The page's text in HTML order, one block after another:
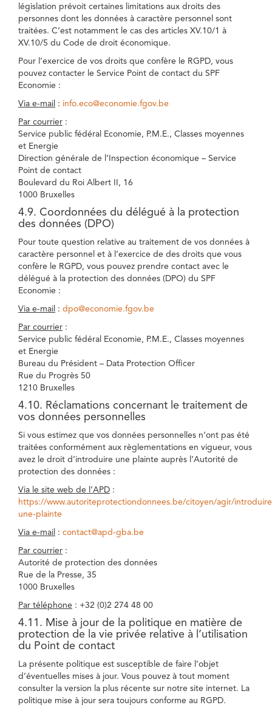
législation prévoit certaines limitations aux droits des
personnes dont les données à caractère personnel sont
traitées. C’est notamment le cas des articles XV.10/1 à
XV.10/5 du Code de droit économique.
Pour l’exercice de vos droits que confère le RGPD, vous
pouvez contacter le Service Point de contact du SPF
Economie :
Via e-mail : info.eco@economie.fgov.be
Par courrier :
Service public fédéral Economie, P.M.E., Classes moyennes
et Energie
Direction générale de l’Inspection économique – Service
Point de contact
Boulevard du Roi Albert II, 16
1000 Bruxelles
4.9. Coordonnées du délégué à la protection
des données (DPO)
Pour toute question relative au traitement de vos données à
caractère personnel et à l’exercice de des droits que vous
confère le RGPD, vous pouvez prendre contact avec le
délégué à la protection des données (DPO) du SPF
Economie :
Via e-mail : dpo@economie.fgov.be
Par courrier :
Service public fédéral Economie, P.M.E., Classes moyennes
et Energie
Bureau du Président – Data Protection Officer
Rue du Progrès 50
1210 Bruxelles
4.10. Réclamations concernant le traitement de
vos données personnelles
Si vous estimez que vos données personnelles n’ont pas été
traitées conformément aux règlementations en vigueur, vous
avez le droit d’introduire une plainte auprès l’Autorité de
protection des données :
Via le site web de l’APD :
https://www.autoriteprotectiondonnees.be/citoyen/agir/
une-plainte
Via e-mail : contact@apd-gba.be
Par courrier :
Autorité de protection des données
Rue de la Presse, 35
1000 Bruxelles
Par téléphone : +32 (0)2 274 48 00
4.11. Mise à jour de la politique en matière de
protection de la vie privée relative à l’utilisation
du Point de contact
La présente politique est susceptible de faire l’objet
d’éventuelles mises à jour. Vous pouvez à tout moment
consulter la version la plus récente sur notre site internet. La
politique mise à jour sera toujours conforme au RGPD.